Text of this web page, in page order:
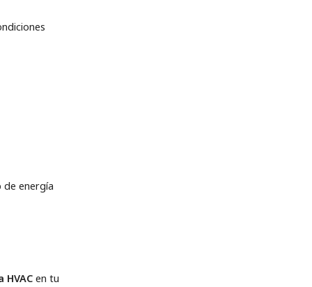
de energía
HVACen tu